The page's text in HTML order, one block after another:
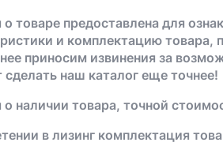
товаре предоставлена для
и комплектацию товара,
приносим извинения за
наш каталог еще точнее!
наличии товара, точной
в лизинг комплектация